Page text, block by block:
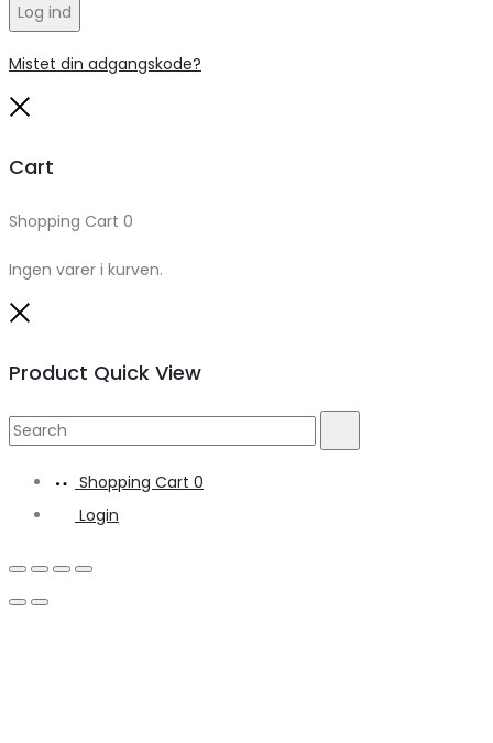
Log ind
Mistet din adgangskode?
Cart
Shopping Cart 0
Ingen varer i kurven.
Product Quick View
Search
Shopping Cart 0
Login